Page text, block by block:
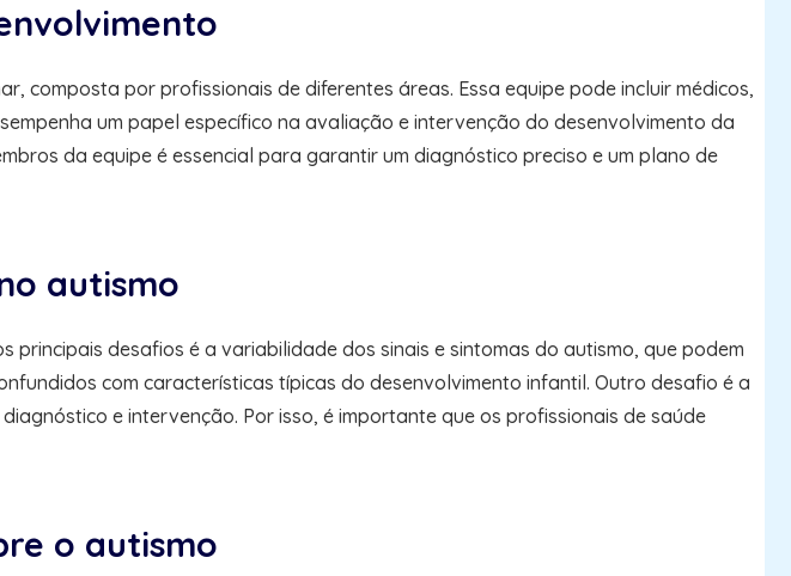
composta por profissionais de diferentes áreas. Essa equipe pode incluir médicos,
um papel específico na avaliação e intervenção do desenvolvimento da
da equipe é essencial para garantir um diagnóstico preciso e um plano de
autismo
desafios é a variabilidade dos sinais e sintomas do autismo, que podem
com características típicas do desenvolvimento infantil. Outro desafio é a
e intervenção. Por isso, é importante que os profissionais de saúde
o autismo